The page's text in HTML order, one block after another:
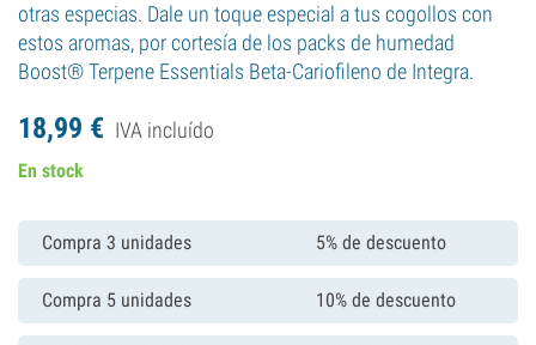
otras especias. Dale un toque especial a tus cogollos con
estos aromas, por cortesía de los packs de humedad
Boost® Terpene Essentials Beta-Cariofileno de Integra.
18,99 € IVA incluído
En stock
Compra 3 unidades 5% de descuento
Compra 5 unidades 10% de descuento